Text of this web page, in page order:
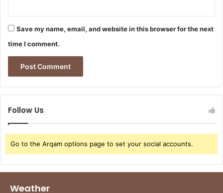
Save my name, email, and website in this browser for the next
time I comment.
Follow Us
Go to the Arqam options page to set your social accounts.
Weather